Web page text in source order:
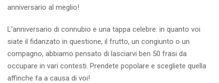
anniversario al meglio!
L’anniversario di connubio e una tappa celebre: in quanto voi
siate il fidanzato in questione, il frutto, un congiunto o un
compagno, abbiamo pensato di lasciarvi ben 50 frasi da
occupare in vari contesti. Prendete popolare e scegliete quella
affinche fa a causa di voi!